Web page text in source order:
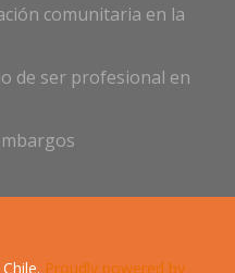
comunitaria en la
de ser profesional en
Proudly powered by